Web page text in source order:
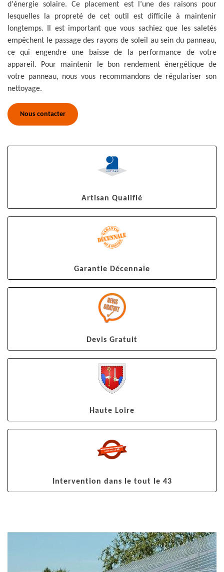
d'énergie solaire. Ce placement est l’une des raisons pour
lesquelles la propreté de cet outil est difficile à maintenir
longtemps. Il est important que vous sachiez que les saletés
empêchent le passage des rayons de soleil au sein du panneau,
ce qui engendre une baisse de la performance de votre
appareil. Pour maintenir le bon rendement énergétique de
votre panneau, nous vous recommandons de régulariser son
nettoyage.
Nous contacter
Artisan Qualifié
Garantie Décennale
Devis Gratuit
Haute Loire
Intervention dans le tout le 43